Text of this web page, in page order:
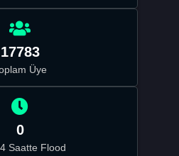
17783
Üye
0
Saatte Flood